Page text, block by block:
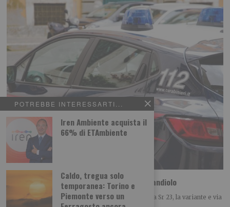
POTREBBE INTERESSARTI...
Iren Ambiente acquista il
66% di ETAmbiente
Caldo, tregua solo
temporanea: Torino e
Piemonte verso un
Camion perde il carico sulla rotatoria di Candiolo
Ieri nella rotatoria di Candiolo all’intersecarsi della Sr 23, la variante e via
Stupinigi un camion